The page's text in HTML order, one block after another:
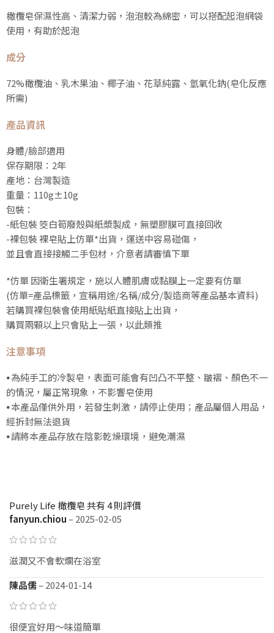
橄欖皂保濕性高、清潔力弱，泡泡較為綿密，可以搭配起泡網袋
使用，有助於起泡
成分
72%橄欖油、乳木果油、椰子油、花草純露、氫氧化鈉(皂化反應
所需)
產品資訊
身體/臉部適用
保存期限：2年
產地：台灣製造
重量：110g±10g
包裝：
-紙包裝 筊白筍廢殼與紙漿製成，無塑膠膜可直接回收
-裸包裝 裸皂貼上仿單*出貨，運送中容易碰傷，
並且會直接接觸二手包材，介意者請審慎下單
*仿單 因衛生署規定，施以人體肌膚或黏膜上一定要有仿單
(仿單=產品標籤，宣稱用途/名稱/成分/製造商等產品基本資料)
若購買裸包裝會使用紙貼紙直接貼上出貨，
購買兩顆以上只會貼上一張，以此類推
注意事項
⦁為純手工的冷製皂，表面可能會有凹凸不平整、皺褶、顏色不一
的情況，屬正常現象，不影響皂使用
⦁本產品僅供外用，若發生刺激，請停止使用；產品屬個人用品，
經拆封無法退貨
⦁請將本產品存放在陰影乾燥環境，避免潮濕
Purely Life 橄欖皂共有 4 則評價
fanyun.chiou–2025-02-05
滋潤又不會軟爛在浴室
陳品儒–2024-01-14
很便宜好用～味道簡單